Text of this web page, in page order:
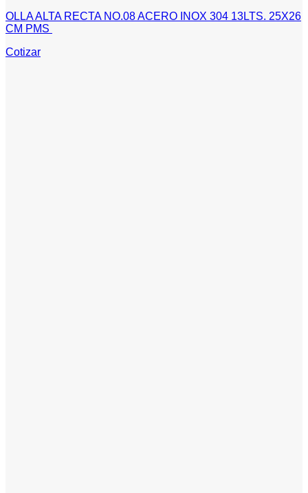
OLLA ALTA RECTA NO.08 ACERO INOX 304 13LTS. 25X26
CM PMS
Cotizar